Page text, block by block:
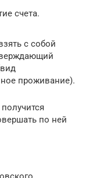
счета.
с собой
проживание).
по ней